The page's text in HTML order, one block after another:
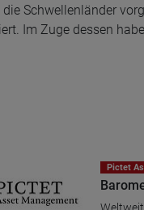
Schwellenländer
Im Zuge dessen
Pictet